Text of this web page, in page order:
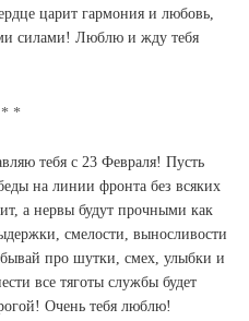
царит гармония и любовь,
силами! Люблю и жду тебя
тебя с 23 Февраля! Пусть
на линии фронта без всяких
а нервы будут прочными как
смелости, выносливости
про шутки, смех, улыбки и
все тяготы службы будет
Очень тебя люблю!